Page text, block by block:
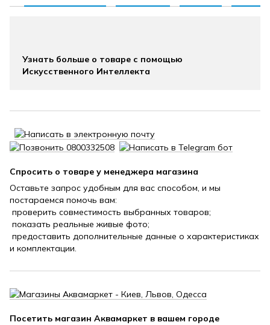
Узнать больше о товаре с помощью
Искусственного Интеллекта
Спросить о товаре у менеджера магазина
Оставьте запрос удобным для вас способом, и мы
постараемся помочь вам:
проверить совместимость выбранных товаров;
показать реальные живые фото;
предоставить дополнительные данные о характеристиках
и комплектации.
Посетить магазин Аквамаркет в вашем городе